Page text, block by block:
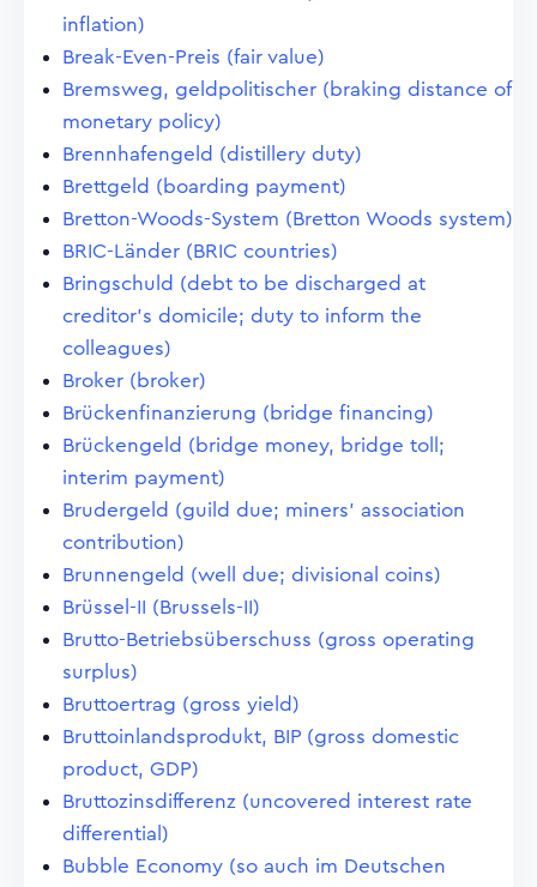
inflation)
Break-Even-Preis (fair value)
Bremsweg, geldpolitischer (braking distance of
monetary policy)
Brennhafengeld (distillery duty)
Brettgeld (boarding payment)
Bretton-Woods-System (Bretton Woods system)
BRIC-Länder (BRIC countries)
Bringschuld (debt to be discharged at
creditor's domicile; duty to inform the
colleagues)
Broker (broker)
Brückenfinanzierung (bridge financing)
Brückengeld (bridge money, bridge toll;
interim payment)
Brudergeld (guild due; miners' association
contribution)
Brunnengeld (well due; divisional coins)
Brüssel-II (Brussels-II)
Brutto-Betriebsüberschuss (gross operating
surplus)
Bruttoertrag (gross yield)
Bruttoinlandsprodukt, BIP (gross domestic
product, GDP)
Bruttozinsdifferenz (uncovered interest rate
differential)
Bubble Economy (so auch im Deutschen